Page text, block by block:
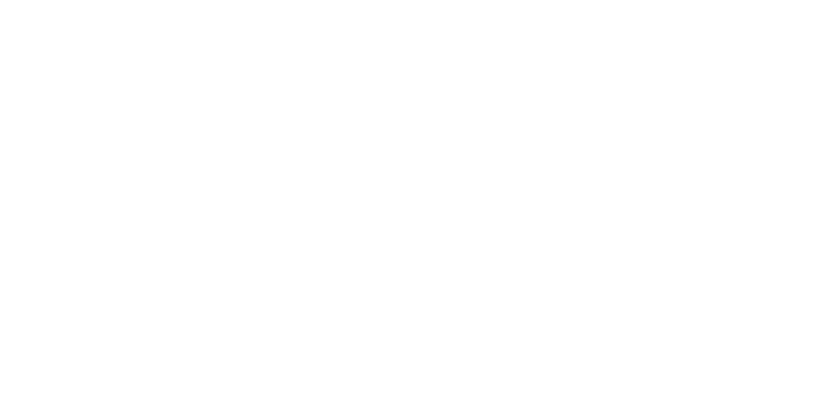
|
fine descrittivo e possono variare senza obbligo di preavviso, quindi riferirsi sempre ai siti web dei rispettivi